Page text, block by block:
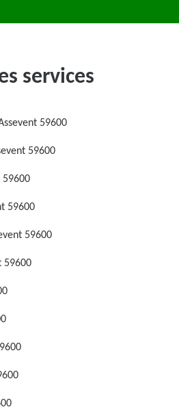
services
59600
59600
59600
59600
59600
59600